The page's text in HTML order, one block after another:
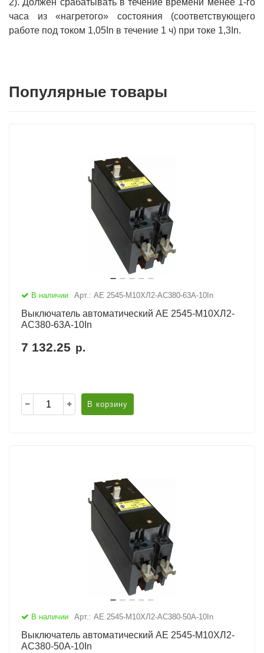
2). Должен срабатывать в течение времени менее 1-го
часа из «нагретого» состояния (соответствующего
работе под током 1,05In в течение 1 ч) при токе 1,3In.
Популярные товары
В наличии Арт.: АЕ 2545-М10ХЛ2-AC380-63А-10In
Выключатель автоматический АЕ 2545-М10ХЛ2-
AC380-63А-10In
7 132.25 р.
В корзину
В наличии Арт.: АЕ 2545-М10ХЛ2-AC380-50А-10In
Выключатель автоматический АЕ 2545-М10ХЛ2-
AC380-50А-10In